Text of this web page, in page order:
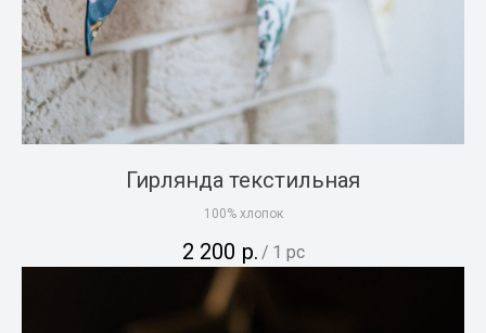
Гирлянда текстильная
100% хлопок
2 200 р. / 1 pc